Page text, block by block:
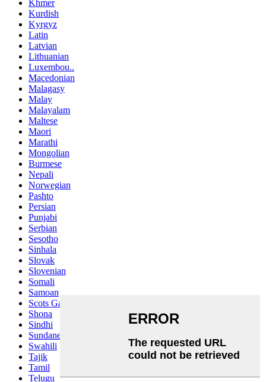
Khmer
Kurdish
Kyrgyz
Latin
Latvian
Lithuanian
Luxembou..
Macedonian
Malagasy
Malay
Malayalam
Maltese
Maori
Marathi
Mongolian
Burmese
Nepali
Norwegian
Pashto
Persian
Punjabi
Serbian
Sesotho
Sinhala
Slovak
Slovenian
Somali
Samoan
Scots Gaelic
Shona
Sindhi
Sundanese
Swahili
Tajik
Tamil
Telugu